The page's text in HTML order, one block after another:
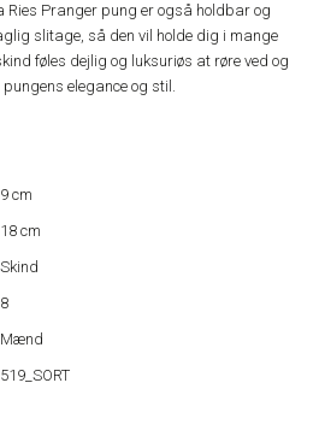
Ries Pranger pung er også holdbar og
slitage, så den vil holde dig i mange
føles dejlig og luksuriøs at røre ved og
elegance og stil.
9 cm
18 cm
Skind
8
Mænd
519_SORT